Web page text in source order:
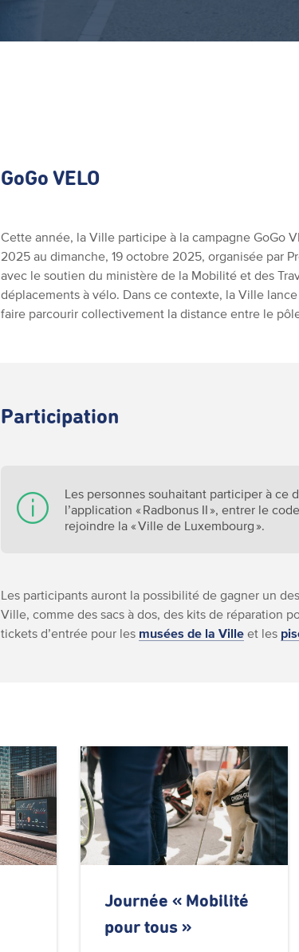
GoGo VELO
Cette année, la Ville participe à la campagne GoGo
2025 au dimanche, 19 octobre 2025, organisée par
avec le soutien du ministère de la Mobilité et des
déplacements à vélo. Dans ce contexte, la Ville
faire parcourir collectivement la distance entre le
Participation
Les personnes souhaitant participer à ce
l’application « Radbonus II », entrer le
rejoindre la « Ville de Luxembourg ».
Les participants auront la possibilité de gagner un
Ville, comme des sacs à dos, des kits de réparation
tickets d’entrée pour les musées de la Ville et les
Journée « Mobilité
pour tous »